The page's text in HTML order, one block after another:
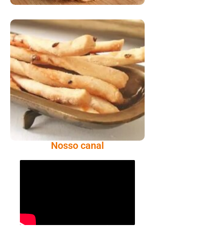
Comer Bem:
Palitinhos De Cebola
E Salsa
Nosso canal